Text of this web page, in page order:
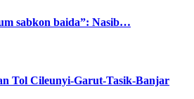
sabkon baida”: Nasib…
Tol Cileunyi-Garut-Tasik-Banjar